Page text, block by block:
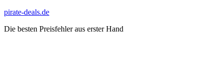
Zum
springen
pirate-deals.de
Die besten Preisfehler aus erster Hand